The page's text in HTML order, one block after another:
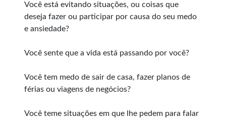
Você está evitando situações, ou coisas que
deseja fazer ou participar por causa do seu medo
e ansiedade?
Você sente que a vida está passando por você?
Você tem medo de sair de casa, fazer planos de
férias ou viagens de negócios?
Você teme situações em que lhe pedem para falar